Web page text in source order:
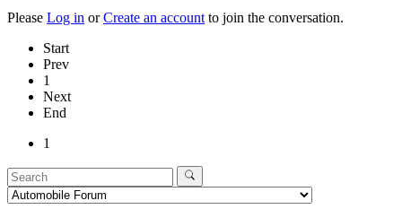
Please Log in orCreate an account to join the conversation.
Start
Prev
1
Next
End
1